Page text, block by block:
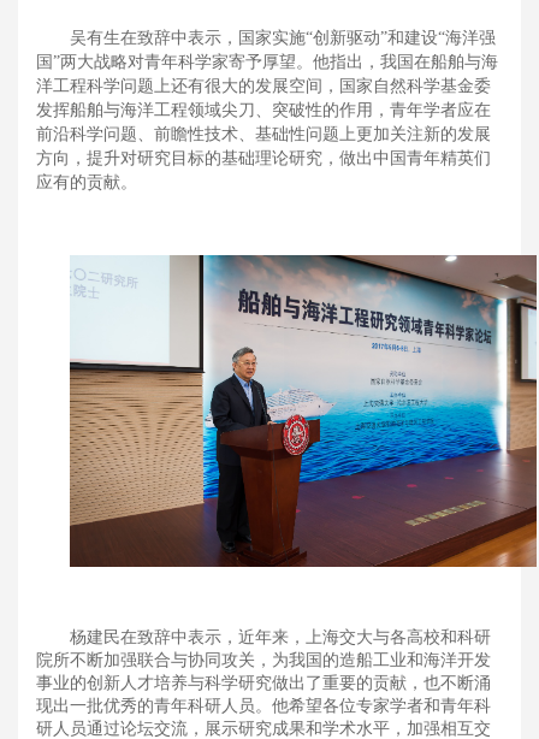
吴有生在致辞中表示，国家实施“创新驱动”和建设“海洋强
国”两大战略对青年科学家寄予厚望。他指出，我国在船舶与海
洋工程科学问题上还有很大的发展空间，国家自然科学基金委
发挥船舶与海洋工程领域尖刀、突破性的作用，青年学者应在
前沿科学问题、前瞻性技术、基础性问题上更加关注新的发展
方向，提升对研究目标的基础理论研究，做出中国青年精英们
应有的贡献。
杨建民在致辞中表示，近年来，上海交大与各高校和科研
院所不断加强联合与协同攻关，为我国的造船工业和海洋开发
事业的创新人才培养与科学研究做出了重要的贡献，也不断涌
现出一批优秀的青年科研人员。他希望各位专家学者和青年科
研人员通过论坛交流，展示研究成果和学术水平，加强相互交